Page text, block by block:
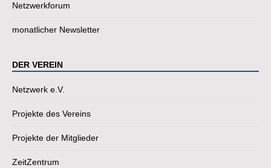
Netzwerkforum
monatlicher Newsletter
DER VEREIN
Netzwerk e.V.
Projekte des Vereins
Projekte der Mitglieder
ZeitZentrum